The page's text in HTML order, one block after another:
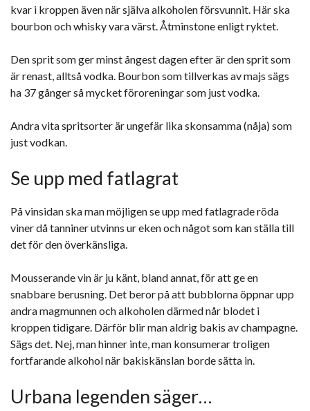
kvar i kroppen även när själva alkoholen försvunnit. Här ska
bourbon och whisky vara värst. Åtminstone enligt ryktet.
Den sprit som ger minst ångest dagen efter är den sprit som
är renast, alltså vodka. Bourbon som tillverkas av majs sägs
ha 37 gånger så mycket föroreningar som just vodka.
Andra vita spritsorter är ungefär lika skonsamma (nåja) som
just vodkan.
Se upp med fatlagrat
På vinsidan ska man möjligen se upp med fatlagrade röda
viner då tanniner utvinns ur eken och något som kan ställa till
det för den överkänsliga.
Mousserande vin är ju känt, bland annat, för att ge en
snabbare berusning. Det beror på att bubblorna öppnar upp
andra magmunnen och alkoholen därmed når blodet i
kroppen tidigare. Därför blir man aldrig bakis av champagne.
Sägs det. Nej, man hinner inte, man konsumerar troligen
fortfarande alkohol när bakiskänslan borde sätta in.
Urbana legenden säger…